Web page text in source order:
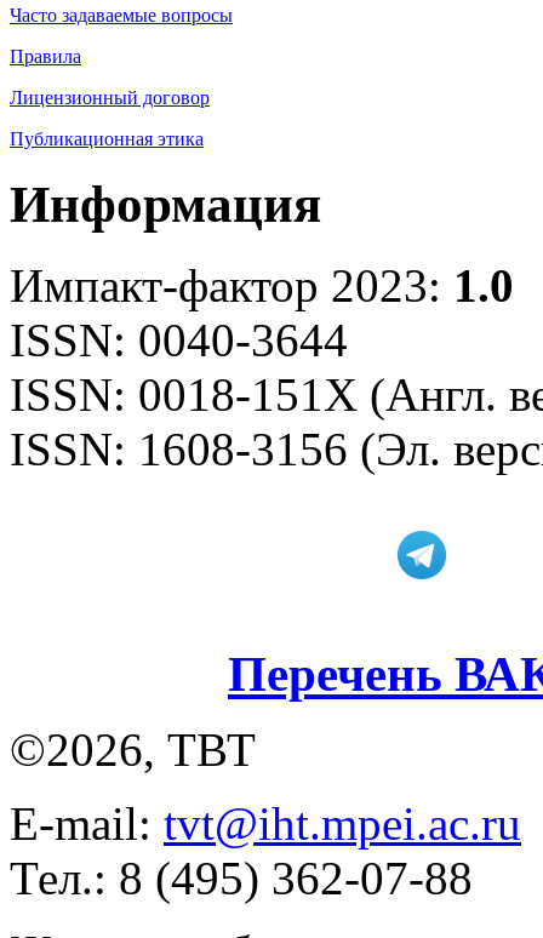
Часто задаваемые вопросы
Правила
Лицензионный договор
Публикационная этика
Информация
Импакт-фактор 2023: 1.0
ISSN: 0040-3644
ISSN: 0018-151X (Англ.
ISSN: 1608-3156 (Эл.
Перечень
©2026, ТВТ
E-mail: tvt@iht.mpei.ac.ru
Тел.: 8 (495) 362-07-88